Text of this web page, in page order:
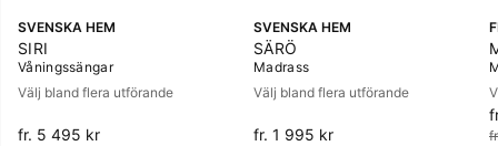
SVENSKA HEM
SIRI
Våningssängar
Välj bland flera utförande
fr. 5 495 kr
SVENSKA HEM
SÄRÖ
Madrass
Välj bland flera utförande
fr. 1 995 kr